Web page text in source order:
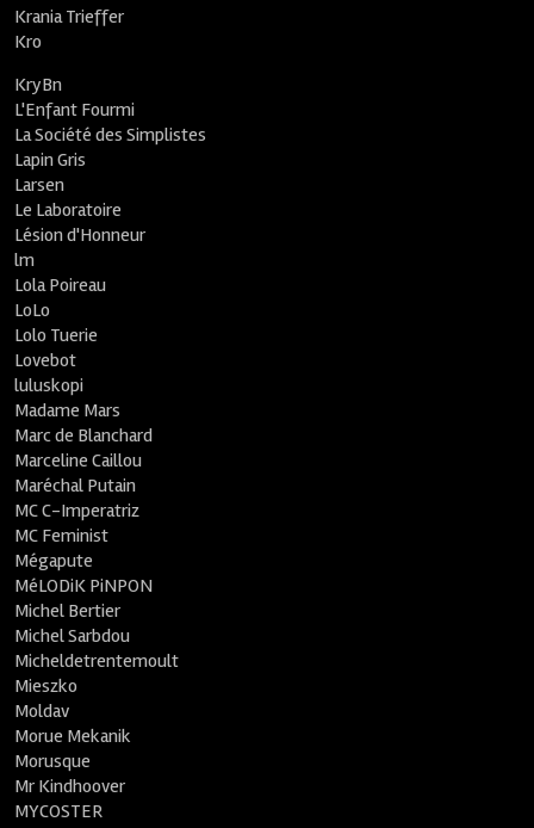
Krania Trieffer
Kro
KryBn
L'Enfant Fourmi
La Société des Simplistes
Lapin Gris
Larsen
Le Laboratoire
Lésion d'Honneur
lm
Lola Poireau
LoLo
Lolo Tuerie
Lovebot
luluskopi
Madame Mars
Marc de Blanchard
Marceline Caillou
Maréchal Putain
MC C-Imperatriz
MC Feminist
Mégapute
MéLODiK PiNPON
Michel Bertier
Michel Sarbdou
Micheldetrentemoult
Mieszko
Moldav
Morue Mekanik
Morusque
Mr Kindhoover
MYCOSTER